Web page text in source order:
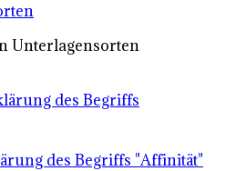
Unterlagensorten
des Begriffs
des Begriffs "Affinität"